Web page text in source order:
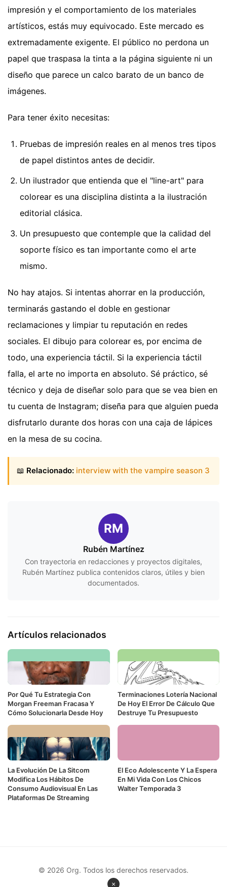
impresión y el comportamiento de los materiales
artísticos, estás muy equivocado. Este mercado es
extremadamente exigente. El público no perdona un
papel que traspasa la tinta a la página siguiente ni un
diseño que parece un calco barato de un banco de
imágenes.
Para tener éxito necesitas:
Pruebas de impresión reales en al menos tres tipos
de papel distintos antes de decidir.
Un ilustrador que entienda que el "line-art" para
colorear es una disciplina distinta a la ilustración
editorial clásica.
Un presupuesto que contemple que la calidad del
soporte físico es tan importante como el arte
mismo.
No hay atajos. Si intentas ahorrar en la producción,
terminarás gastando el doble en gestionar
reclamaciones y limpiar tu reputación en redes
sociales. El dibujo para colorear es, por encima de
todo, una experiencia táctil. Si la experiencia táctil
falla, el arte no importa en absoluto. Sé práctico, sé
técnico y deja de diseñar solo para que se vea bien en
tu cuenta de Instagram; diseña para que alguien pueda
disfrutarlo durante dos horas con una caja de lápices
en la mesa de su cocina.
📖 Relacionado: interview with the vampire season 3
RM
Rubén Martínez
Con trayectoria en redacciones y proyectos digitales,
Rubén Martínez publica contenidos claros, útiles y bien
documentados.
Artículos relacionados
Por Qué Tu Estrategia Con
Morgan Freeman Fracasa Y
Cómo Solucionarla Desde Hoy
Terminaciones Lotería Nacional
De Hoy El Error De Cálculo Que
Destruye Tu Presupuesto
La Evolución De La Sitcom
Modifica Los Hábitos De
Consumo Audiovisual En Las
Plataformas De Streaming
El Eco Adolescente Y La Espera
En Mi Vida Con Los Chicos
Walter Temporada 3
×
© 2026 Org. Todos los derechos reservados.